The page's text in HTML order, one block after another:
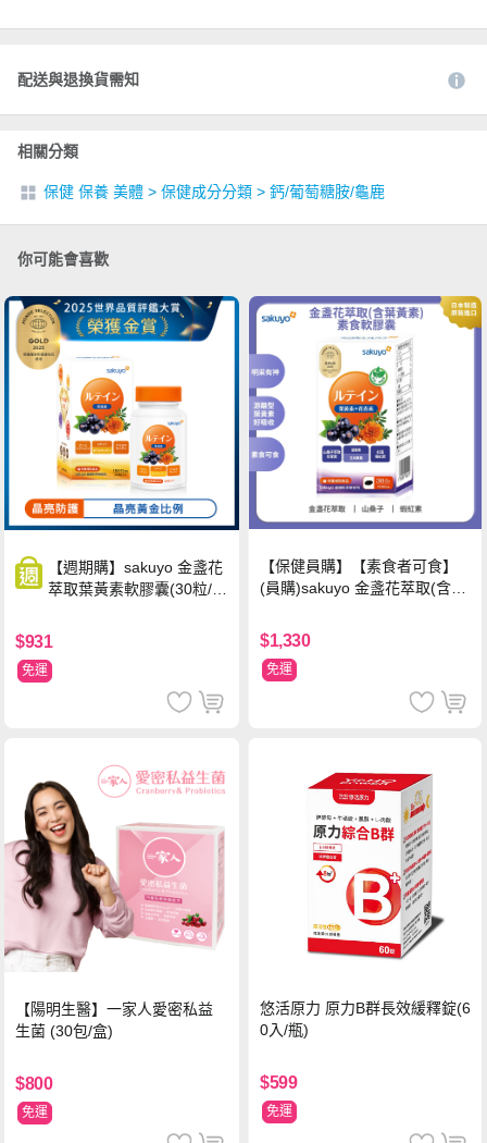
配送與退換貨需知
相關分類
保健 保養 美體 > 保健成分分類 > 鈣/葡萄糖胺/龜鹿
你可能會喜歡
【週期購】sakuyo 金盞花
萃取葉黃素軟膠囊(30粒/
$931
免運
【保健員購】【素食者可食】
(員購)sakuyo 金盞花萃取(含葉
瓶)
$1,330
免運
【陽明生醫】一家人愛密私益
生菌 (30包/盒)
$800
免運
悠活原力 原力B群長效緩釋錠(6
0入/瓶)
$599
免運